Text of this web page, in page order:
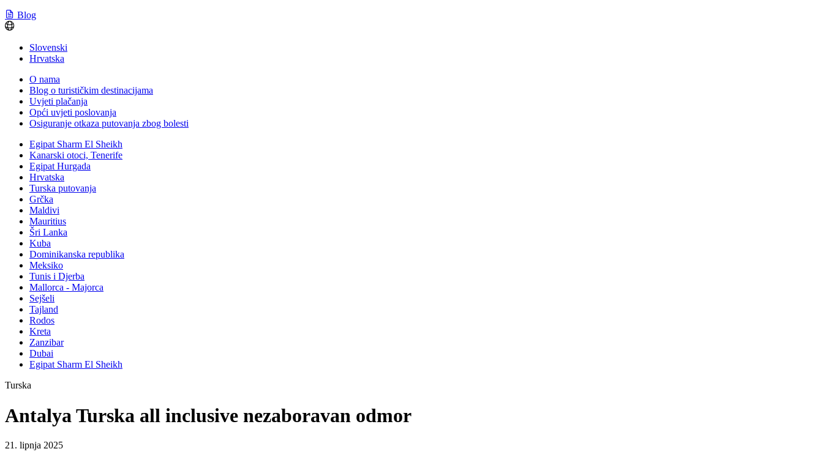
Blog
Slovenski
Hrvatska
O nama
Blog o turističkim destinacijama
Uvjeti plačanja
Opći uvjeti poslovanja
Osiguranje otkaza putovanja zbog bolesti
Egipat Sharm El Sheikh
Kanarski otoci, Tenerife
Egipat Hurgada
Hrvatska
Turska putovanja
Grčka
Maldivi
Mauritius
Šri Lanka
Kuba
Dominikanska republika
Meksiko
Tunis i Djerba
Mallorca - Majorca
Sejšeli
Tajland
Rodos
Kreta
Zanzibar
Dubai
Egipat Sharm El Sheikh
Turska
Antalya Turska all inclusive nezaboravan odmor
21. lipnja 2025